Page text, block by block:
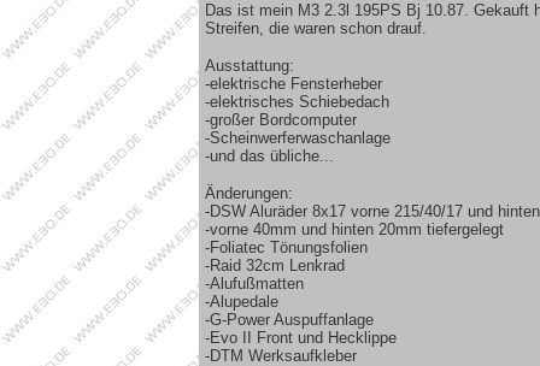
Das ist mein M3 2.3l 195PS Bj 10.87. Gekauft
Streifen, die waren schon drauf.
Ausstattung:
-elektrische Fensterheber
-elektrisches Schiebedach
-großer Bordcomputer
-Scheinwerferwaschanlage
-und das übliche...
Änderungen:
-DSW Aluräder 8x17 vorne 215/40/17 und
-vorne 40mm und hinten 20mm tiefergelegt
-Foliatec Tönungsfolien
-Raid 32cm Lenkrad
-Alufußmatten
-Alupedale
-G-Power Auspuffanlage
-Evo II Front und Hecklippe
-DTM Werksaufkleber